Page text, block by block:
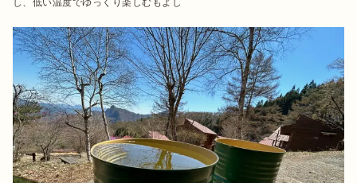
し、低い温度でゆっくり楽しむもよし